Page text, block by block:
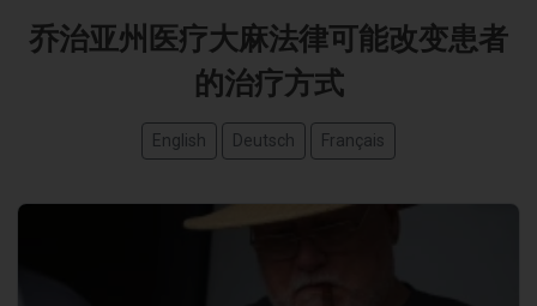
乔治亚州医疗大麻法律可能改变患者
的治疗方式
English Deutsch Français